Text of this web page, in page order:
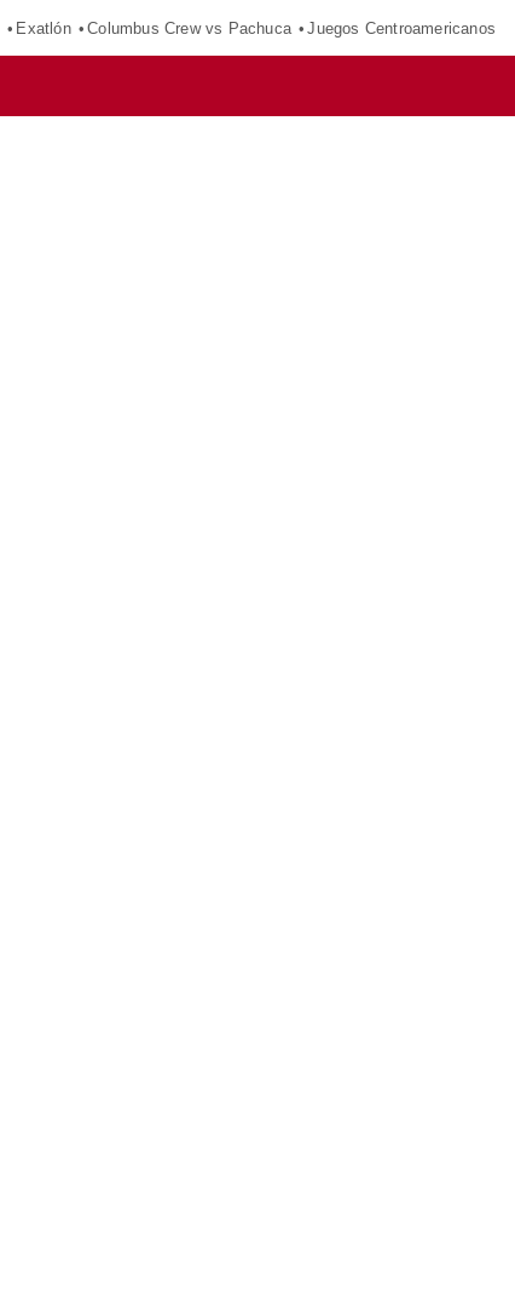
Exatlón Columbus Crew vs Pachuca Juegos Centroamericanos